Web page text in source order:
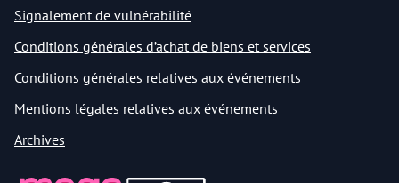
Signalement de vulnérabilité
Conditions générales d’achat de biens et services
Conditions générales relatives aux événements
Mentions légales relatives aux événements
Archives